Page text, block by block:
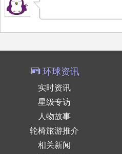
环球资讯
实时资讯
星级专访
人物故事
轮椅旅游推介
相关新闻